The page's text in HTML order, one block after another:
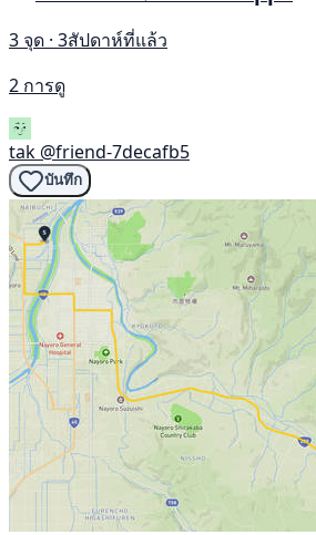
3 จุด · 3สัปดาห์ที่แล้ว
2 การดู
tak @friend-7decafb5
บันทึก